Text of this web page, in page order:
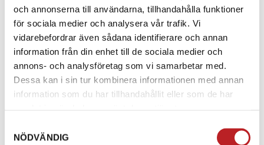
och annonserna till användarna, tillhandahålla funktioner
för sociala medier och analysera vår trafik. Vi
vidarebefordrar även sådana identifierare och annan
information från din enhet till de sociala medier och
annons- och analysföretag som vi samarbetar med.
Dessa kan i sin tur kombinera informationen med annan
information som du har tillhandahållit eller som de har
NÖDVÄNDIG
HANDSKAR